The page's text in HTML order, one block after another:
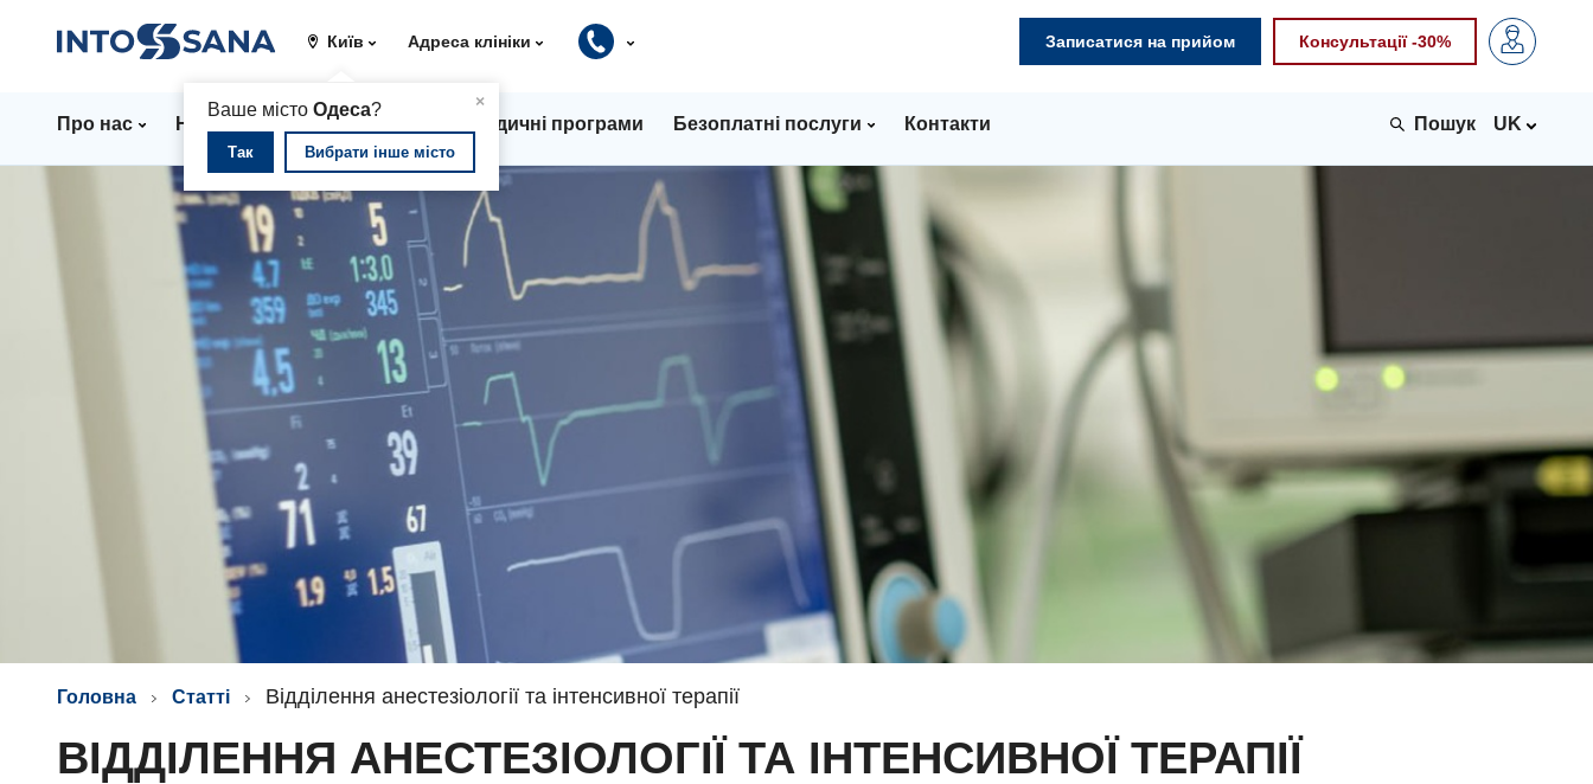
Київ
×
Ваше місто Одеса?
Так Вибрати інше місто
Адреса клініки Записатися на прийом Консультації -30%
Про нас Напрямки Ціни Медичні програми Безоплатні послуги Контакти UK
Головна Статті Відділення анестезіології та інтенсивної терапії
ВІДДІЛЕННЯ АНЕСТЕЗІОЛОГІЇ ТА ІНТЕНСИВНОЇ ТЕРАПІЇ